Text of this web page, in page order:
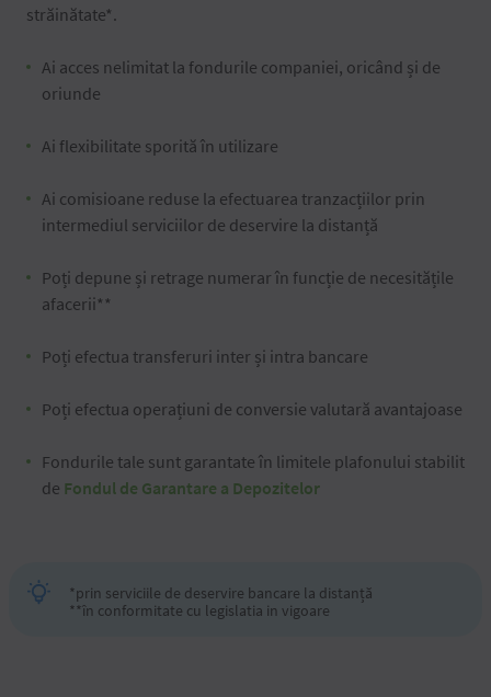
străinătate*.
Ai acces nelimitat la fondurile companiei, oricând și de
oriunde
Ai flexibilitate sporită în utilizare
Ai comisioane reduse la efectuarea tranzacțiilor prin
intermediul serviciilor de deservire la distanță
Poți depune și retrage numerar în funcție de necesitățile
afacerii**
Poți efectua transferuri inter și intra bancare
Poți efectua operațiuni de conversie valutară avantajoase
Fondurile tale sunt garantate în limitele plafonului stabilit
de Fondul de Garantare a Depozitelor
*prin serviciile de deservire bancare la distanță
**în conformitate cu legislatia in vigoare